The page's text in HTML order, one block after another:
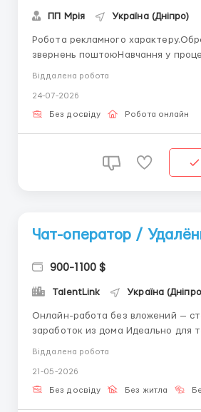
ПП Мрія Україна (Дніпро)
Робота рекламного
звернень поштоюНавчання у
роботи.Вимоги:-Вільний доступ до
за комп'ютером!ПИШІТЬ на Вайбер
позначкою "layboard"...
Віддалена робота
24-07-2026
Без досвіду Робота онлайн
Чат-оператор /
900-1100 $
TalentLink Україна
Онлайн-работа без вложений —
заработок из дома Идеально для тех, кто хочет
работать в своём ритме. 🔳 Наши требования: • ПК
Ответственность и внимательность; •
работать от 8 часов ...
Віддалена робота
21-05-2026
Без досвіду Без житла